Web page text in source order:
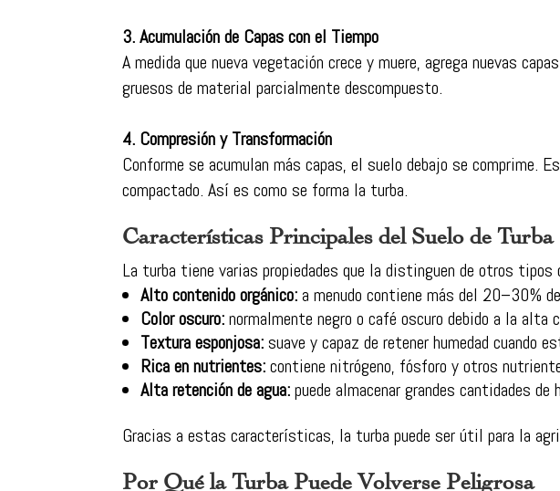
3. Acumulación de Capas con el Tiempo
A medida que nueva vegetación crece y muere, agrega nuevas
gruesos de material parcialmente descompuesto.
4. Compresión y Transformación
Conforme se acumulan más capas, el suelo debajo se comprime.
compactado. Así es como se forma la turba.
Características Principales del Suelo de Turba
La turba tiene varias propiedades que la distinguen de otros tipos
Alto contenido orgánico: a menudo contiene más del 20–30%
Color oscuro: normalmente negro o café oscuro debido a la alta
Textura esponjosa: suave y capaz de retener humedad cuando
Rica en nutrientes: contiene nitrógeno, fósforo y otros
Alta retención de agua: puede almacenar grandes cantidades de
Gracias a estas características, la turba puede ser útil para la
Por Qué la Turba Puede Volverse Peligrosa